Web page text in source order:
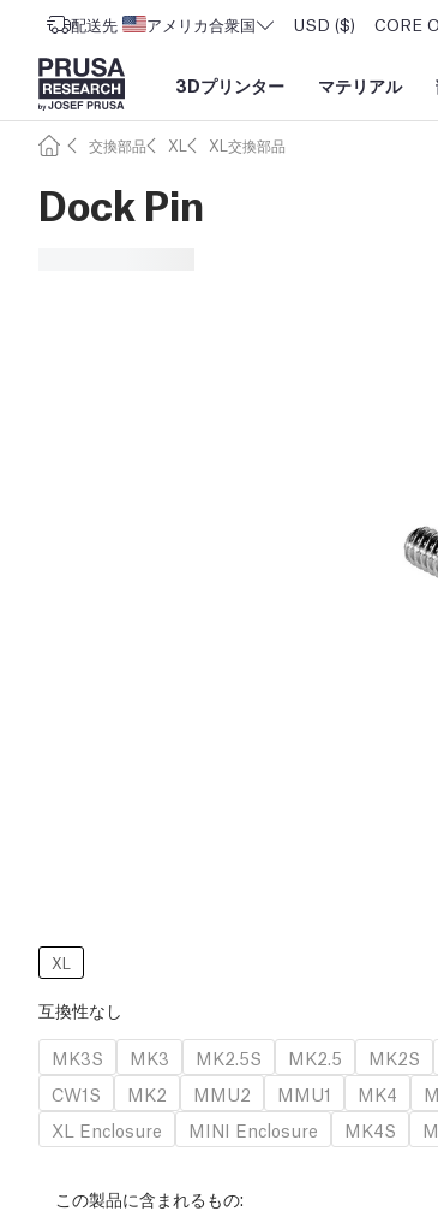
配送先 アメリカ合衆国 USD ($) CORE
3Dプリンター マテリアル
交換部品 XL XL交換部品
Dock Pin
XL
互換性なし
MK3S
MK3 MK2.5S MK2.5 MK2S
CW1S
MK2 MMU2 MMU1 MK4
XL Enclosure
MINI Enclosure MK4S
この製品に含まれるもの: